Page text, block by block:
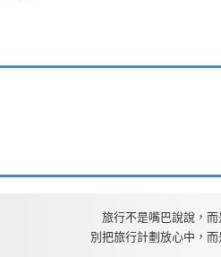
旅行不是嘴巴說說，
別把旅行計劃放心中，